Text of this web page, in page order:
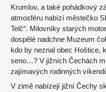
Krumlov, a také pohádkový
atmosféru nabízí městečko
Telč“. Milovníky starých
dospělé nadchne Muzeum
kdo by neznal obec Hoštice,
seno…? V jižních Čechách
zajímavých rodinných
V zimě nabízejí jižní Čechy